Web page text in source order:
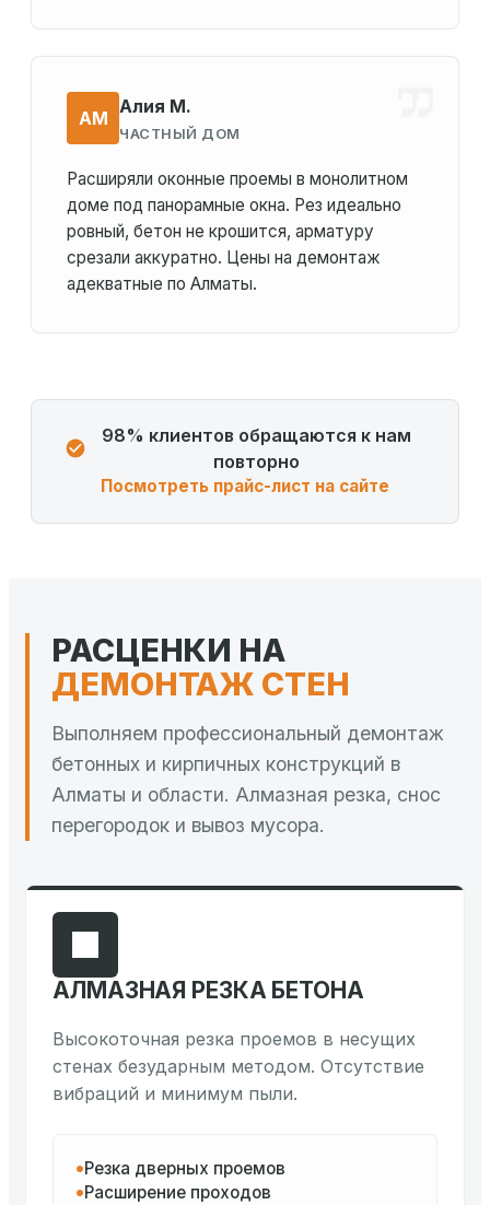
АМ
Алия М.
ЧАСТНЫЙ ДОМ
Расширяли оконные проемы в монолитном
доме под панорамные окна. Рез идеально
ровный, бетон не крошится, арматуру
срезали аккуратно. Цены на демонтаж
адекватные по Алматы.
98% клиентов обращаются к нам
повторно
Посмотреть прайс-лист на сайте
РАСЦЕНКИ НА
ДЕМОНТАЖ СТЕН
Выполняем профессиональный демонтаж
бетонных и кирпичных конструкций в
Алматы и области. Алмазная резка, снос
перегородок и вывоз мусора.
АЛМАЗНАЯ РЕЗКА БЕТОНА
Высокоточная резка проемов в несущих
стенах безударным методом. Отсутствие
вибраций и минимум пыли.
Резка дверных проемов
Расширение проходов